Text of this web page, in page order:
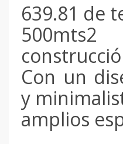
639.81 de
Con un
y
amplios